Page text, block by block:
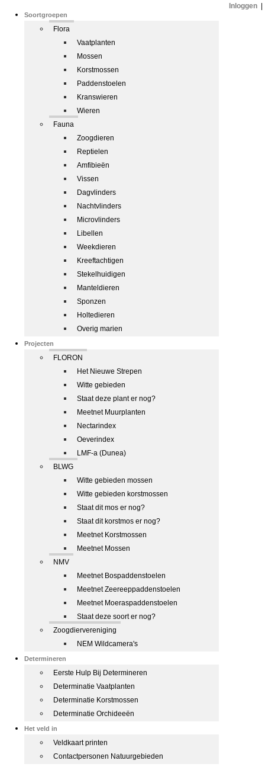
Soortgroepen
Flora
Vaatplanten
Mossen
Korstmossen
Paddenstoelen
Kranswieren
Wieren
Fauna
Zoogdieren
Reptielen
Amfibieën
Vissen
Dagvlinders
Nachtvlinders
Microvlinders
Libellen
Weekdieren
Kreeftachtigen
Stekelhuidigen
Manteldieren
Sponzen
Holtedieren
Overig marien
Projecten
FLORON
Het Nieuwe Strepen
Witte gebieden
Staat deze plant er nog?
Meetnet Muurplanten
Nectarindex
Oeverindex
LMF-a (Dunea)
BLWG
Witte gebieden mossen
Witte gebieden korstmossen
Staat dit mos er nog?
Staat dit korstmos er nog?
Meetnet Korstmossen
Meetnet Mossen
NMV
Meetnet Bospaddenstoelen
Meetnet Zeereeppaddenstoelen
Meetnet Moeraspaddenstoelen
Staat deze soort er nog?
Zoogdiervereniging
NEM Wildcamera's
Determineren
Eerste Hulp Bij Determineren
Determinatie Vaatplanten
Determinatie Korstmossen
Determinatie Orchideeën
Het veld in
Veldkaart printen
Contactpersonen Natuurgebieden
Inloggen